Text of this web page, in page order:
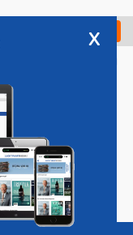
Check in
Vacatures
x